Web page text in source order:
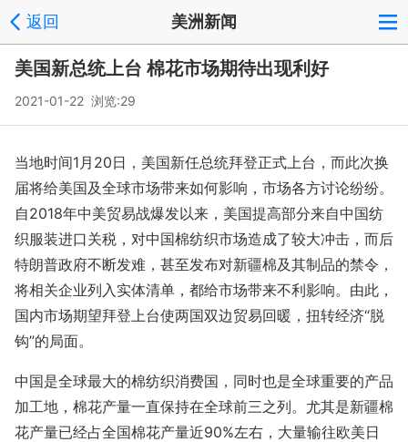
返回 美洲新闻
美国新总统上台 棉花市场期待出现利好
2021-01-22 浏览:29
当地时间1月20日，美国新任总统拜登正式上台，而此次换
届将给美国及全球市场带来如何影响，市场各方讨论纷纷。
自2018年中美贸易战爆发以来，美国提高部分来自中国纺
织服装进口关税，对中国棉纺织市场造成了较大冲击，而后
特朗普政府不断发难，甚至发布对新疆棉及其制品的禁令，
将相关企业列入实体清单，都给市场带来不利影响。由此，
国内市场期望拜登上台使两国双边贸易回暖，扭转经济“脱
钩”的局面。
中国是全球最大的棉纺织消费国，同时也是全球重要的产品
加工地，棉花产量一直保持在全球前三之列。尤其是新疆棉
花产量已经占全国棉花产量近90%左右，大量输往欧美日